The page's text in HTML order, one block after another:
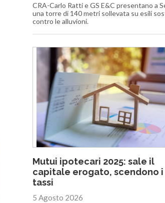
CRA-Carlo Ratti e GS E&C presentano a
una torre di 140 metri sollevata su esili
contro le alluvioni.
Mutui ipotecari 2025: sale il
capitale erogato, scendono i
tassi
5 Agosto 2026